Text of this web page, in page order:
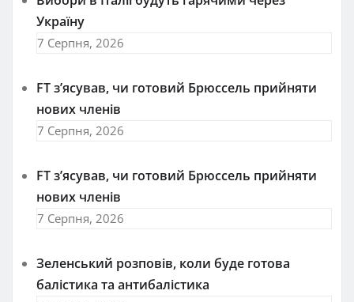
Україну
7 Серпня, 2026
FT зʼясував, чи готовий Брюссель прийняти
нових членів
7 Серпня, 2026
FT зʼясував, чи готовий Брюссель прийняти
нових членів
7 Серпня, 2026
Зеленський розповів, коли буде готова
балістика та антибалістика